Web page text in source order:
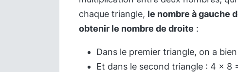
chaque triangle, le nombre à gauche
obtenir le nombre de droite :
Dans le premier triangle, on a
Et dans le second triangle : 4 x 8